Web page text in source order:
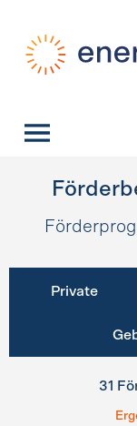
Private
31